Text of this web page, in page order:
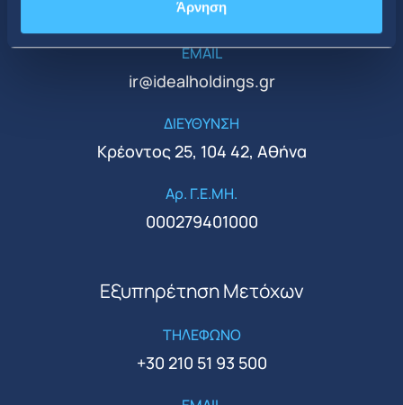
Άρνηση
+30 210 51 93 500
EMAIL
ir@idealholdings.gr
ΔΙΕΥΘΥΝΣΗ
Κρέοντος 25, 104 42, Αθήνα
Αρ. Γ.Ε.ΜΗ.
000279401000
Εξυπηρέτηση Μετόχων
ΤΗΛΕΦΩΝΟ
+30 210 51 93 500